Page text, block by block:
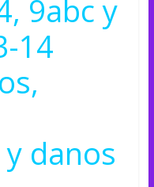
9abc y
14
danos